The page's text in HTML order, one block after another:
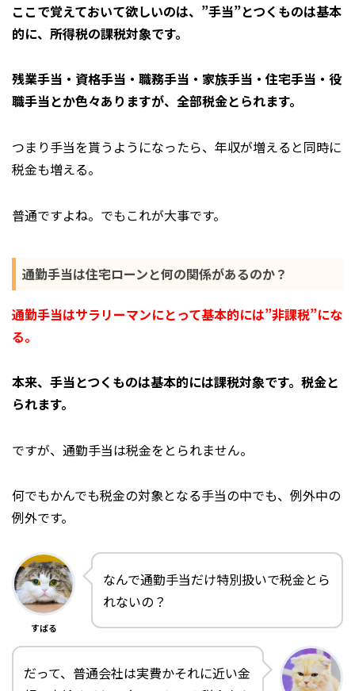
ここで覚えておいて欲しいのは、”手当”とつくものは基本
的に、所得税の課税対象です。
残業手当・資格手当・職務手当・家族手当・住宅手当・役
職手当とか色々ありますが、全部税金とられます。
つまり手当を貰うようになったら、年収が増えると同時に
税金も増える。
普通ですよね。でもこれが大事です。
通勤手当は住宅ローンと何の関係があるのか？
通勤手当はサラリーマンにとって基本的には”非課税”にな
る。
本来、手当とつくものは基本的には課税対象です。税金と
られます。
ですが、通勤手当は税金をとられません。
何でもかんでも税金の対象となる手当の中でも、例外中の
例外です。
すばる
なんで通勤手当だけ特別扱いで税金とら
れないの？
だって、普通会社は実費かそれに近い金